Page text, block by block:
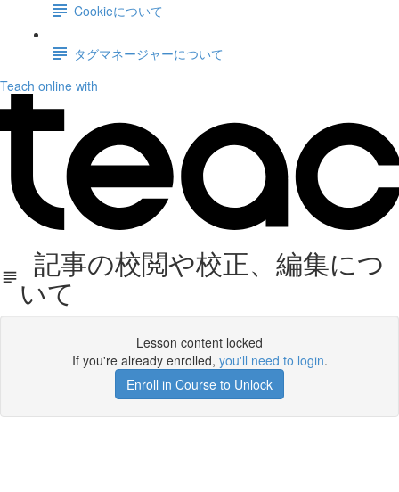
Cookieについて
タグマネージャーについて
Teach online with
記事の校閲や校正、編集につ
いて
Lesson content locked
If you're already enrolled, you'll need to login.
Enroll in Course to Unlock